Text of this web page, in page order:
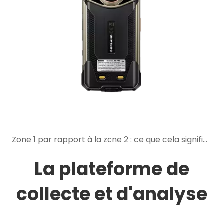
Zone 1 par rapport à la zone 2 : ce que cela signifie lors du choix d'appareils mobiles intrinsèquement sûrs
La plateforme de
collecte et d'analyse